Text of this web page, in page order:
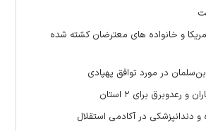
و خانواده های معترضان کشته شده
در مورد توافق پهپادی
رعدوبرق برای ۲ استان
دندانپزشکی در آکادمی استقلال